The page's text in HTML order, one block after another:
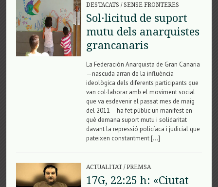
DESTACATS /SENSE FRONTERES
Sol·licitud de suport
mutu dels anarquistes
grancanaris
La Federación Anarquista de Gran Canaria
—nascuda arran de la influència
ideològica dels diferents participants que
van col·laborar amb el moviment social
que va esdevenir el passat mes de maig
del 2011— ha fet públic un manifest en
què demana suport mutu i solidaritat
davant la repressió policíaca i judicial que
pateixen constantment […]
ACTUALITAT/PREMSA
17G, 22:25 h: «Ciutat